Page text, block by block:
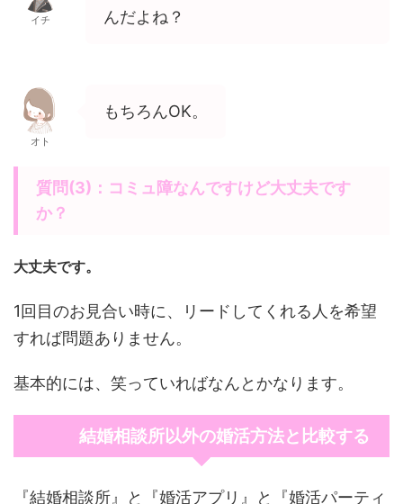
イチ
んだよね？
オト
もちろんOK。
質問(3)：コミュ障なんですけど大丈夫です
か？
大丈夫です。
1回目のお見合い時に、リードしてくれる人を希望
すれば問題ありません。
基本的には、笑っていればなんとかなります。
結婚相談所以外の婚活方法と比較する
『結婚相談所』と『婚活アプリ』と『婚活パーティ